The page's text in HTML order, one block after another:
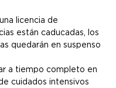
licencia de
están caducadas, los
quedarán en suspenso
a tiempo completo en
cuidados intensivos